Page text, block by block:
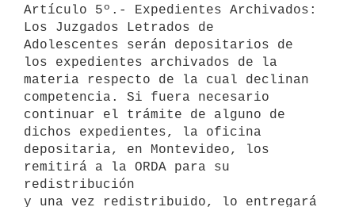
Artículo 5º.- Expedientes Archivados:
Los Juzgados Letrados de
Adolescentes serán depositarios de
los expedientes archivados de la
materia respecto de la cual declinan
competencia. Si fuera necesario
continuar el trámite de alguno de
dichos expedientes, la oficina
depositaria, en Montevideo, los
remitirá a la ORDA para su
redistribución
y una vez redistribuido, lo entregará